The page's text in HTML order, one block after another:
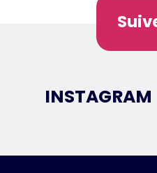
INSTAGRAM